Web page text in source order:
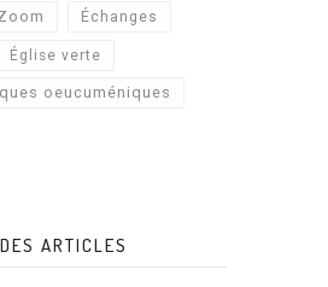
Échanges
Église verte
oeucuméniques
ARTICLES